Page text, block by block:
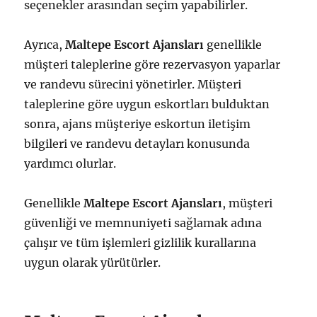
seçenekler arasından seçim yapabilirler.
Ayrıca,Maltepe Escort Ajansları genellikle
müşteri taleplerine göre rezervasyon yaparlar
ve randevu sürecini yönetirler. Müşteri
taleplerine göre uygun eskortları bulduktan
sonra, ajans müşteriye eskortun iletişim
bilgileri ve randevu detayları konusunda
yardımcı olurlar.
GenellikleMaltepe Escort Ajansları, müşteri
güvenliği ve memnuniyeti sağlamak adına
çalışır ve tüm işlemleri gizlilik kurallarına
uygun olarak yürütürler.